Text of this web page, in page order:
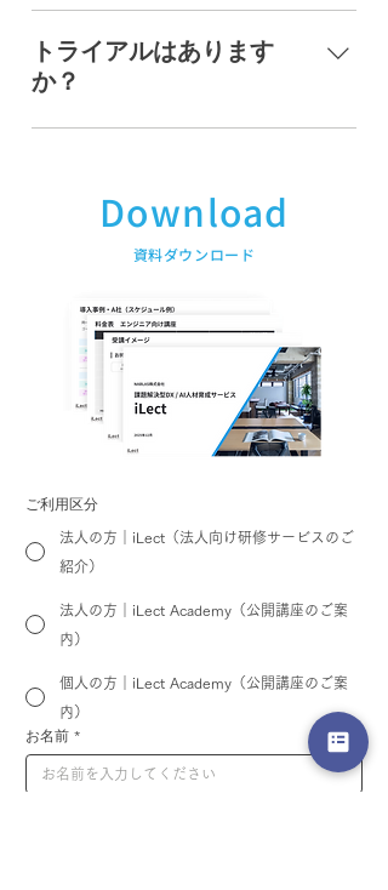
方でも取り組みやすい内容となって
います。
可能です。別途お見積もりをさせて
頂きますので、担当までご連絡くだ
さい。
トライアルはあります
か？
1社3名様からご参加頂けるiLect
た、AIコンサルティングでは初回1時
間無料相談をお受けしております。
Download
​資料ダウンロード
ご利用区分
法人の方｜iLect（法人向け研修サービスのご
紹介）
法人の方｜iLect Academy（公開講座のご案
内）
個人の方｜iLect Academy（公開講座のご案
内）
お名前 *